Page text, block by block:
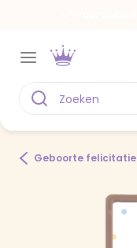
Geboorte felicitatie